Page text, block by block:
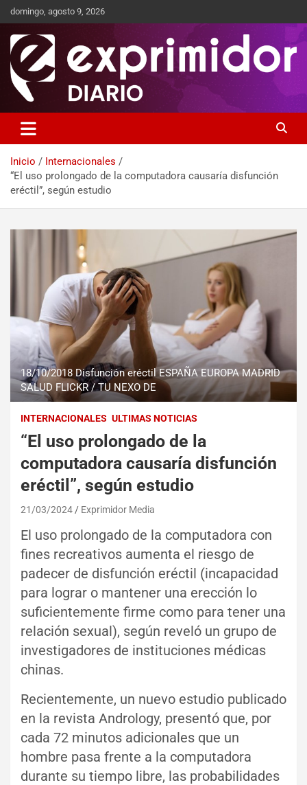
domingo, agosto 9, 2026
Exprimidor media
Inicio
Internacionales
“El uso prolongado de la computadora causaría disfunción
eréctil”, según estudio
18/10/2018 Disfunción eréctil ESPAÑA EUROPA MADRID
SALUD FLICKR / TU NEXO DE
INTERNACIONALES ULTIMAS NOTICIAS
“El uso prolongado de la
computadora causaría disfunción
eréctil”, según estudio
21/03/2024 Exprimidor Media
El uso prolongado de la computadora con
fines recreativos aumenta el riesgo de
padecer de disfunción eréctil (incapacidad
para lograr o mantener una erección lo
suficientemente firme como para tener una
relación sexual), según reveló un grupo de
investigadores de instituciones médicas
chinas.
Recientemente, un nuevo estudio publicado
en la revista Andrology, presentó que, por
cada 72 minutos adicionales que un
hombre pasa frente a la computadora
durante su tiempo libre, las probabilidades